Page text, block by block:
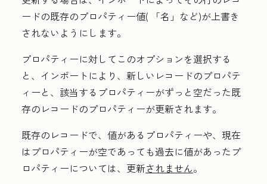
ードの既存のプロパティー値(
「名 」など)が上書き
されないようにします。
プロパティーに対してこのオプションを選択する
と、インポートにより、新しいレコードのプロパテ
ィーと、該当するプロパティーがずっと空だった既
存のレコードのプロパティーが更新されます。
既存のレコードで、値があるプロパティーや、現在
はプロパティーが空であっても過去に値があったプ
ロパティーについては、更新されません。